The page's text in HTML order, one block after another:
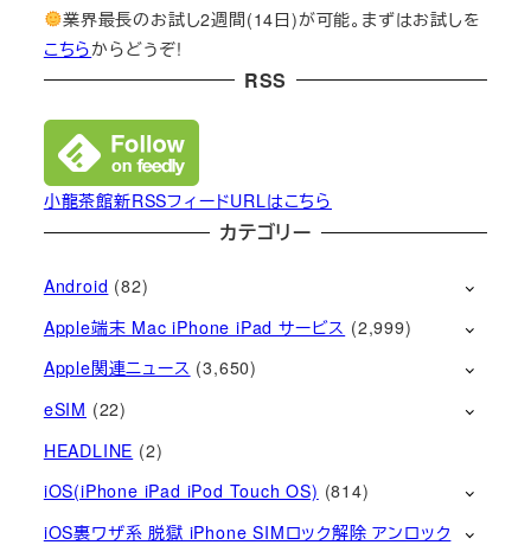
業界最長のお試し2週間(14日)が可能。まずはお試しを
こちらからどうぞ!
RSS
小龍茶館新RSSフィードURLはこちら
カテゴリー
Android (82)
Apple端末 Mac iPhone iPad サービス (2,999)
Apple関連ニュース (3,650)
eSIM (22)
HEADLINE (2)
iOS(iPhone iPad iPod Touch OS) (814)
iOS裏ワザ系 脱獄 iPhone SIMロック解除 アンロック